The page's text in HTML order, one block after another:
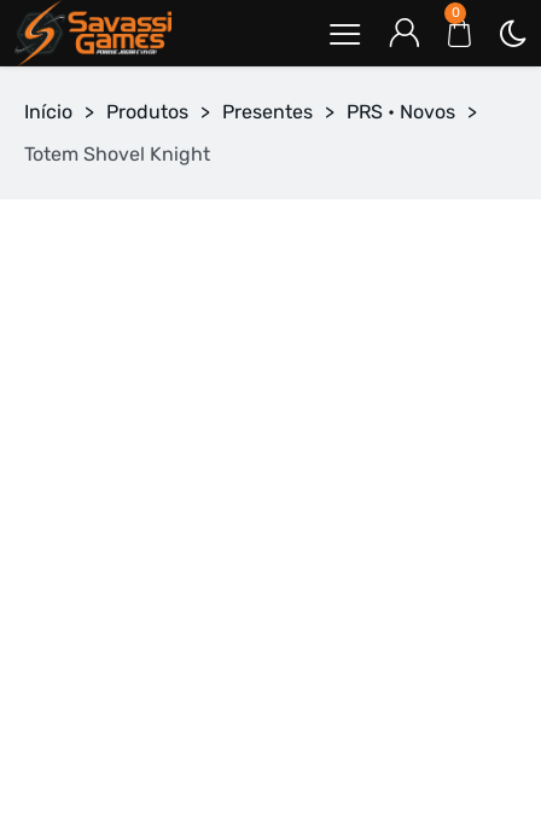
0
Início > Produtos > Presentes > PRS • Novos >
Totem Shovel Knight